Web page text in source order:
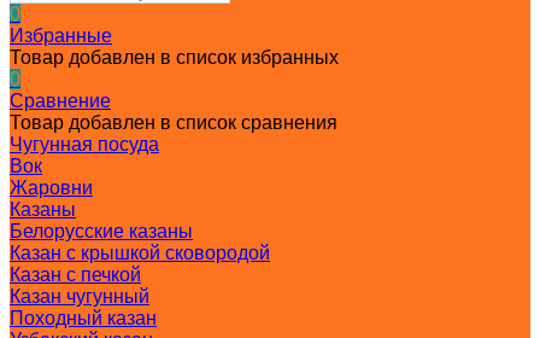
0
Избранные
Товар добавлен в список избранных
0
Сравнение
Товар добавлен в список сравнения
Чугунная посуда
Вок
Жаровни
Казаны
Белорусские казаны
Казан с крышкой сковородой
Казан с печкой
Казан чугунный
Походный казан